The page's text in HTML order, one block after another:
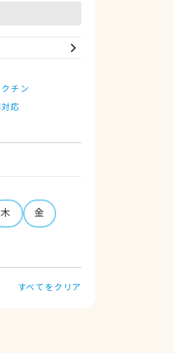
チン
応
木
金
すべてをクリア